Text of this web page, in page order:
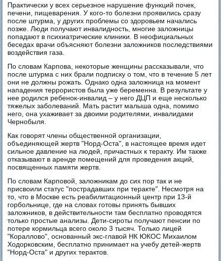
Практически у всех серьезное нарушение функций почек,
печени, пищеварения. У кого-то болезни проявились сразу
после штурма, у других проблемы со здоровьем начались
позже. Люди получают инвалидность, многие заложницы
попадают в психиатрические клиники. В неофициальных
беседах врачи объясняют болезни заложников последствиями
воздействия газа.
По словам Карпова, некоторые женщины рассказывали, что
после штурма с них брали подписку о том, что в течение 5 лет
они не должны рожать. Однако одна заложница на момент
нападения террористов была уже беременна. В результате у
нее родился ребенок-инвалид – у него ДЦП и еще несколько
тяжелых заболеваний. Мать растит малыша одна, помимо
него, она ухаживает за двоими родителями, инвалидами
Чернобыля.
Как говорят члены общественной организации,
объединяющей жертв "Норд-Оста", в настоящее время идет
сильное давление на людей, причастных к теракту. Им также
отказывают в аренде помещений для проведения акций,
посвященных памяти жертв.
По словам Карповой, заложникам до сих пор так и не
присвоили статус "пострадавших при теракте". Несмотря на
то, что в Москве есть реабилитационный центр при 13-й
горбольнице, где на словах готовы принять бывших
заложников, в действительности там бесплатно проводятся
только простые анализы. Дети-сироты получают пенсии по
потере кормильца всего около 3 тысяч. Только лицей
"Кораллово", основанный экс-главой НК ЮКОС Михаилом
Ходорковским, бесплатно принимает на учебу детей-жертв
"Норд-Оста" и других терактов.